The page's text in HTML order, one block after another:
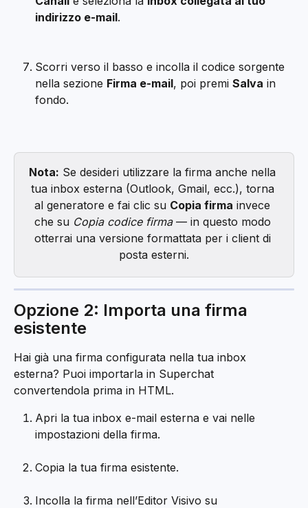
indirizzo e-mail.
Scorri verso il basso e incolla il codice sorgente
nella sezione Firma e-mail, poi premi Salva in
fondo.
Nota: Se desideri utilizzare la firma anche nella
tua inbox esterna (Outlook, Gmail, ecc.), torna
al generatore e fai clic su Copia firma invece
che su Copia codice firma — in questo modo
otterrai una versione formattata per i client di
posta esterni.
Opzione 2: Importa una firma
esistente
Hai già una firma configurata nella tua inbox
esterna? Puoi importarla in Superchat
convertendola prima in HTML.
Apri la tua inbox e-mail esterna e vai nelle
impostazioni della firma.
Copia la tua firma esistente.
Incolla la firma nell’Editor Visivo su